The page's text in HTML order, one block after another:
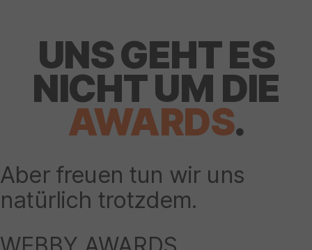
UNS GEHT ES
NICHT UM DIE
AWARDS.
Aber freuen tun wir uns
natürlich trotzdem.